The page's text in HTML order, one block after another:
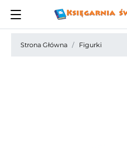
Strona Główna Figurki